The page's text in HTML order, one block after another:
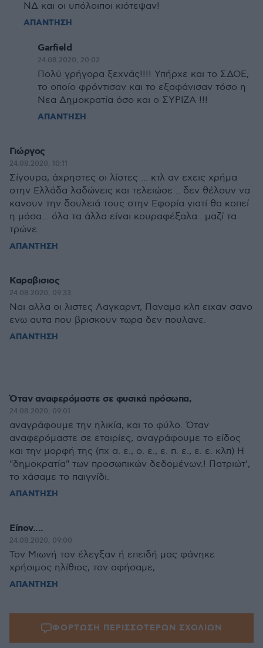
ΝΔ και οι υπόλοιποι κιότεψαν!
ΑΠΑΝΤΗΣΗ
Garfield
24.08.2020, 20:02
Πολύ γρήγορα ξεχνάς!!!! Υπήρχε και το ΣΔΟΕ,
το οποίο φρόντισαν και το εξαφάνισαν τόσο η
Νεα Δημοκρατία όσο και ο ΣΥΡΙΖΑ !!!
ΑΠΑΝΤΗΣΗ
Γιώργος
24.08.2020, 10:11
Σίγουρα, άχρηστες οι λίστες ... κτλ αν εχεις χρήμα
στην Ελλάδα λαδώνεις και τελειώσε .. δεν θέλουν να
κανουν την δουλειά τους στην Εφορία γιατί θα κοπεί
η μάσα... όλα τα άλλα είναι κουραφέξαλα.. μαζί τα
τρώνε
ΑΠΑΝΤΗΣΗ
Καραβισιος
24.08.2020, 09:33
Ναι αλλα οι λιστες Λαγκαρντ, Παναμα κλπ ειχαν σανο
ενω αυτα που βρισκουν τωρα δεν πουλανε.
ΑΠΑΝΤΗΣΗ
Όταν αναφερόμαστε σε φυσικά πρόσωπα,
24.08.2020, 09:01
αναγράφουμε την ηλικία, και το φύλο. Όταν
αναφερόμαστε σε εταιρίες, αναγράφουμε το είδος
και την μορφή της (πχ α. ε., ο. ε., ε. π. ε., ε. ε. κλπ) Η
"δημοκρατία" των προσωπικών δεδομένων.! Πατριώτ',
το χάσαμε το παιγνίδι.
ΑΠΑΝΤΗΣΗ
Είπον....
24.08.2020, 09:00
Τον Μιωνή τον έλεγξαν ή επειδή μας φάνηκε
χρήσιμος ηλίθιος, τον αφήσαμε;
ΑΠΑΝΤΗΣΗ
ΦΟΡΤΩΣΗ ΠΕΡΙΣΣΟΤΕΡΩΝ ΣΧΟΛΙΩΝ